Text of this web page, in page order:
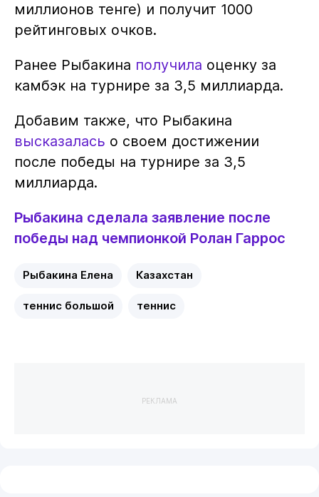
миллионов тенге) и получит 1000
рейтинговых очков.
Ранее Рыбакина получила оценку за
камбэк на турнире за 3,5 миллиарда.
Добавим также, что Рыбакина
высказалась о своем достижении
после победы на турнире за 3,5
миллиарда.
Рыбакина сделала заявление после
победы над чемпионкой Ролан Гаррос
Рыбакина Елена Казахстан
теннис большой теннис
РЕКЛАМА